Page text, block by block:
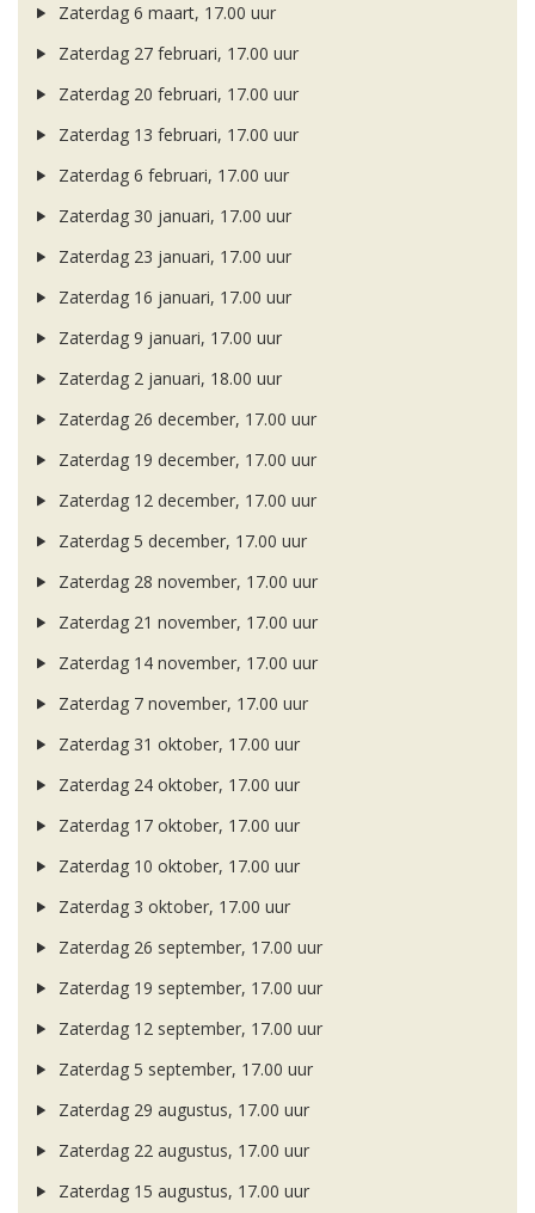
Zaterdag 6 maart, 17.00 uur
Zaterdag 27 februari, 17.00 uur
Zaterdag 20 februari, 17.00 uur
Zaterdag 13 februari, 17.00 uur
Zaterdag 6 februari, 17.00 uur
Zaterdag 30 januari, 17.00 uur
Zaterdag 23 januari, 17.00 uur
Zaterdag 16 januari, 17.00 uur
Zaterdag 9 januari, 17.00 uur
Zaterdag 2 januari, 18.00 uur
Zaterdag 26 december, 17.00 uur
Zaterdag 19 december, 17.00 uur
Zaterdag 12 december, 17.00 uur
Zaterdag 5 december, 17.00 uur
Zaterdag 28 november, 17.00 uur
Zaterdag 21 november, 17.00 uur
Zaterdag 14 november, 17.00 uur
Zaterdag 7 november, 17.00 uur
Zaterdag 31 oktober, 17.00 uur
Zaterdag 24 oktober, 17.00 uur
Zaterdag 17 oktober, 17.00 uur
Zaterdag 10 oktober, 17.00 uur
Zaterdag 3 oktober, 17.00 uur
Zaterdag 26 september, 17.00 uur
Zaterdag 19 september, 17.00 uur
Zaterdag 12 september, 17.00 uur
Zaterdag 5 september, 17.00 uur
Zaterdag 29 augustus, 17.00 uur
Zaterdag 22 augustus, 17.00 uur
Zaterdag 15 augustus, 17.00 uur